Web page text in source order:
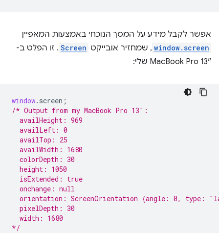
אפשר לקבל מידע על המסך הנוכחי באמצעות המאפיין
window.screen , שמחזיר אובייקט Screen . זו הפלט ב-
MacBook Pro 13″ שלי:
window. screen ;
/* Output from my MacBook Pro 13″:
  availHeight: 969
  availLeft: 0
  availTop: 25
  availWidth: 1680
  colorDepth: 30
  height: 1050
  isExtended: true
  onchange: null
orientation: ScreenOrientation {angle: 0, type:
  pixelDepth: 30
  width: 1680
*/